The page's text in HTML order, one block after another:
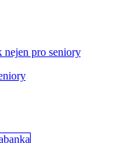
nejen pro seniory